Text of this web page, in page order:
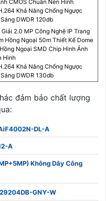
CMOS Chuẩn Nén Hình
Khả Năng Chống Ngược
DWDR 120db
2.0 MP Công Nghệ IP Trang
Hồng Ngoại 50m Thiết Kế Dome
Ngoại SMD Chip Hình Ảnh
Hình
Khả Năng Chống Ngược
DWDR 130db
đảm bảo chất lượng
DL-A
A
Không Dây Công
GNY-W